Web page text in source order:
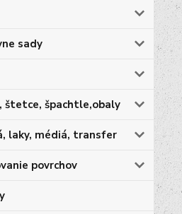
sady
štetce, špachtle,obaly
laky, médiá, transfer
povrchov